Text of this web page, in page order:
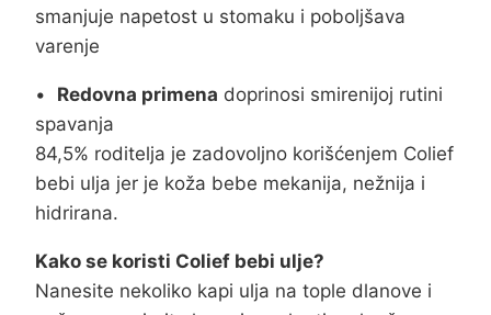
smanjuje napetost u stomaku i poboljšava
varenje
• Redovna primena doprinosi smirenijoj rutini
spavanja
84,5% roditelja je zadovoljno korišćenjem Colief
bebi ulja jer je koža bebe mekanija, nežnija i
hidrirana.
Kako se koristi Colief bebi ulje?
Nanesite nekoliko kapi ulja na tople dlanove i